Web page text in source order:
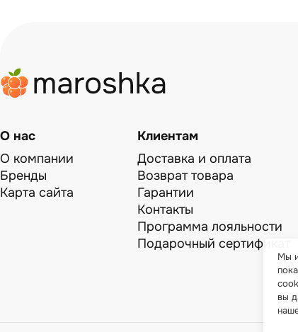
О нас
О компании
Бренды
Карта сайта
Клиентам
Доставка и оплата
Возврат товара
Гарантии
Контакты
Программа лояльности
Подарочный сертификат
Мы
вы